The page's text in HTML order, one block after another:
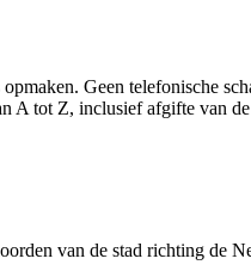
Geen telefonische
tot Z, inclusief afgifte van
van de stad richting de